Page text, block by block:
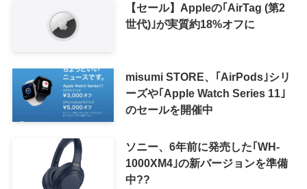
【セール】Appleの｢AirTag (第2
世代)｣が実質約18%オフに
misumi STORE、｢AirPods｣シリ
ーズや｢Apple Watch Series 11｣
のセールを開催中
ソニー、6年前に発売した｢WH-
1000XM4｣の新バージョンを準備
中??